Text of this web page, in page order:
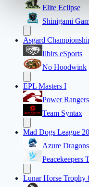
Elite Eclipse
Shinigami
Asgard
Ilbirs eSports
No Hoodwink
EPL Masters I
Power Rangers
Team Syntax
Mad Dogs League
Azure Dragons
Peacekeepers
Lunar Horse Trophy